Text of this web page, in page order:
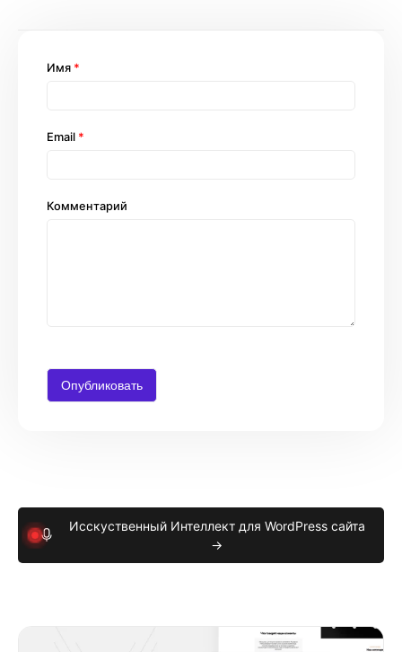
Комментарий
Имя *
Email *
Исскуственный Интеллект для WordPress сайта
→